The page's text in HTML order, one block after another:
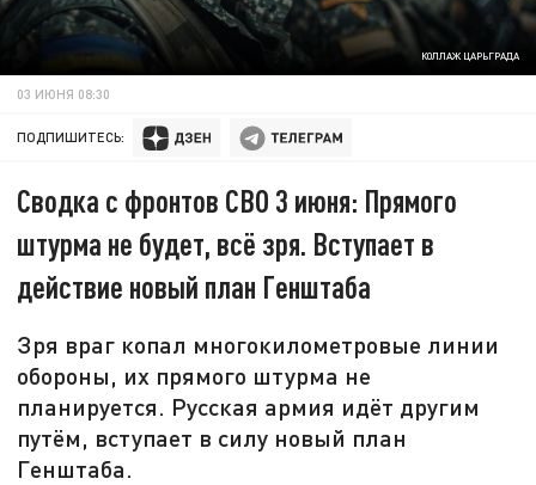
КОЛЛАЖ ЦАРЬГРАДА
03 ИЮНЯ 08:30
ПОДПИШИТЕСЬ:
Сводка с фронтов СВО 3 июня: Прямого
штурма не будет, всё зря. Вступает в
действие новый план Генштаба
Зря враг копал многокилометровые линии
обороны, их прямого штурма не
планируется. Русская армия идёт другим
путём, вступает в силу новый план
Генштаба.